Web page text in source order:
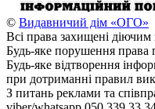
© Видавничий дім «ОГО»
Всі права захищені
Будь-яке порушення права
Будь-яке відтворення
при дотриманні правил
З питань реклами та